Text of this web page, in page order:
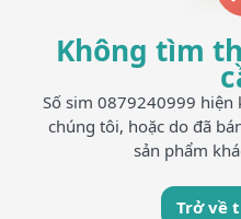
Không tìm
Số sim 0879240999
chúng tôi, hoặc do đã
sản phẩm
Trở về